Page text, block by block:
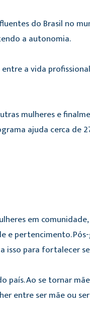
do Brasil no
a autonomia.
a vida
mulheres e
ajuda cerca de
em
e pertencimento.
isso para fortalecer
país. Ao se tornar
entre ser mãe ou ser